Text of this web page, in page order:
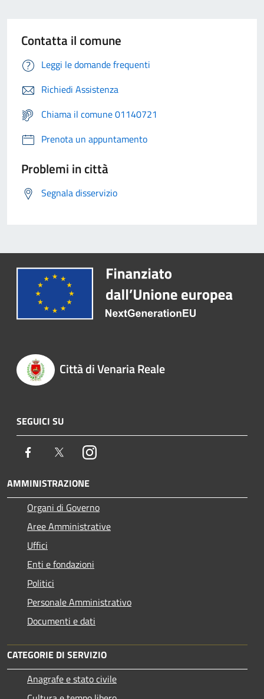
Contatta il comune
Leggi le domande frequenti
Richiedi Assistenza
Chiama il comune 01140721
Prenota un appuntamento
Problemi in città
Segnala disservizio
Città di Venaria Reale
SEGUICI SU
Facebook TwitterInstagram
AMMINISTRAZIONE
Organi di Governo
Aree Amministrative
Uffici
Enti e fondazioni
Politici
Personale Amministrativo
Documenti e dati
CATEGORIE DI SERVIZIO
Anagrafe e stato civile